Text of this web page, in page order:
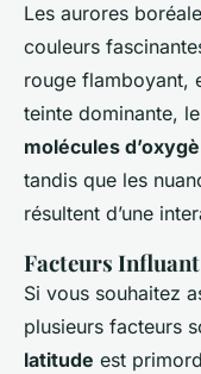
Les aurores
couleurs
rouge flamboyant,
teinte dominante,
molécules
tandis que les
résultent d’une
Facteurs
Si vous souhaitez
plusieurs facteurs
latitude est